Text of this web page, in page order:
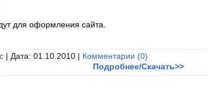
для оформления сайта.
| Дата: 01.10.2010 | Комментарии (0)
Подробнее/Скачать>>